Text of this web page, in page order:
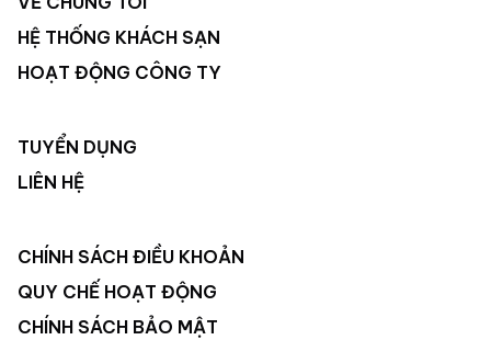
HỆ THỐNG KHÁCH SẠN
HOẠT ĐỘNG CÔNG TY
TUYỂN DỤNG
LIÊN HỆ
CHÍNH SÁCH ĐIỀU KHOẢN
QUY CHẾ HOẠT ĐỘNG
CHÍNH SÁCH BẢO MẬT